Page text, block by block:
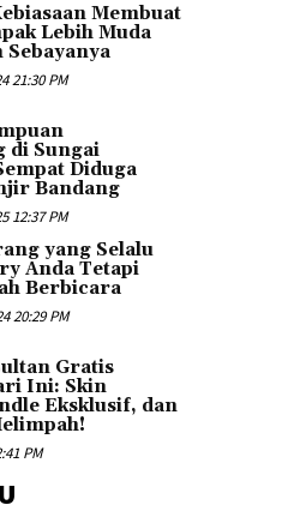
Membuat
Lebih Muda
21:30 PM
di Sungai
Diduga
Bandang
12:37 PM
yang Selalu
Anda Tetapi
Berbicara
20:29 PM
Gratis
Ini: Skin
Eksklusif, dan
PM